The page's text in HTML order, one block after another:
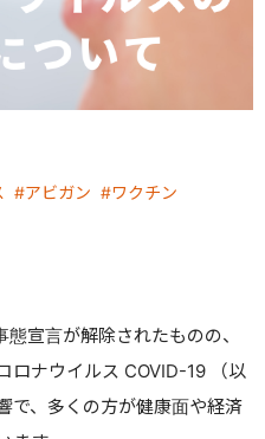
#アビガン #ワクチン
宣言が解除されたものの、
ロナウイルス COVID-19 （以
で、多くの方が健康面や経済